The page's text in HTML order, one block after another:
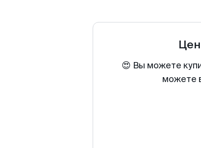
😍 Вы можете
можете